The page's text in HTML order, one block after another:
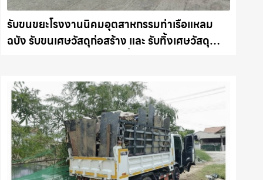
รับขนขยะโรงงานนิคมอุตสาหกรรมท่าเรือแหลม
ฉบัง รับขนเศษวัสดุก่อสร้าง และ รับทิ้งเศษวัสดุ